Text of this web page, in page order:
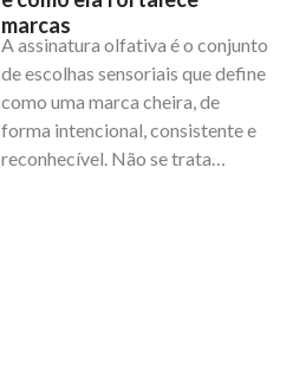
marcas
A assinatura olfativa é o conjunto
de escolhas sensoriais que define
como uma marca cheira, de
forma intencional, consistente e
reconhecível. Não se trata…